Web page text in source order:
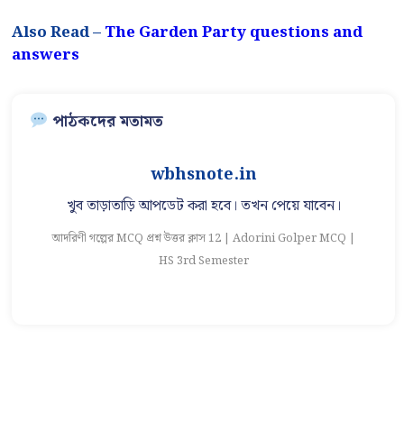
Also Read –The Garden Party questions and
answers
পাঠকদের মতামত
Gopal Roy
আরো লাইন ধরে ধরে প্রশ্ন দেওয়া দরকার যেমন কোন কঠিন
কঠিন শব্দের অর্থ সত্য মিথ্যা সঠিক পাঠক্রম মিলাও
আদরিণী গল্পের MCQ প্রশ্ন উত্তর ক্লাস 12 | Adorini Golper MCQ |